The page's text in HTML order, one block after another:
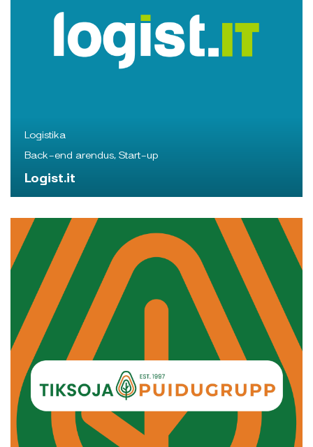
Logistika
Back-end arendus, Start-up
Logist.it